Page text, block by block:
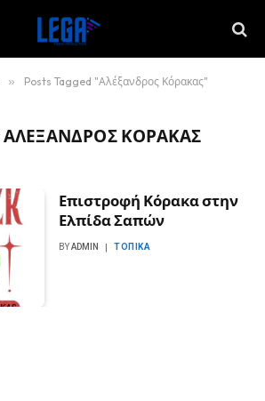
» Posts Tagged "Αλέξανδρος Κόρακας"
ΑΛΈΞΑΝΔΡΟΣ ΚΌΡΑΚΑΣ
Επιστροφή Κόρακα στην
Ελπίδα Σαπών
BYADMIN ΤΟΠΙΚΆ